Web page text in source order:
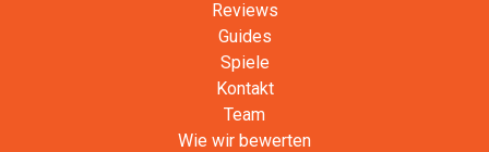
Reviews
Guides
Spiele
Kontakt
Team
Wie wir bewerten